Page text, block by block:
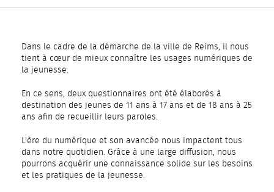
Dans le cadre de la démarche de la ville de Reims, il nous
tient à cœur de mieux connaître les usages numériques de
la jeunesse.
En ce sens, deux questionnaires ont été élaborés à
destination des jeunes de 11 ans à 17 ans et de 18 ans à 25
ans afin de recueillir leurs paroles.
L'ère du numérique et son avancée nous impactent tous
dans notre quotidien. Grâce à une large diffusion, nous
pourrons acquérir une connaissance solide sur les besoins
et les pratiques de la jeunesse.